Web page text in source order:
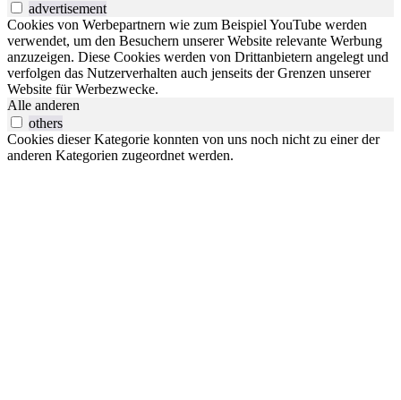
advertisement
Cookies von Werbepartnern wie zum Beispiel YouTube werden
verwendet, um den Besuchern unserer Website relevante Werbung
anzuzeigen. Diese Cookies werden von Drittanbietern angelegt und
verfolgen das Nutzerverhalten auch jenseits der Grenzen unserer
Website für Werbezwecke.
Alle anderen
others
Cookies dieser Kategorie konnten von uns noch nicht zu einer der
anderen Kategorien zugeordnet werden.